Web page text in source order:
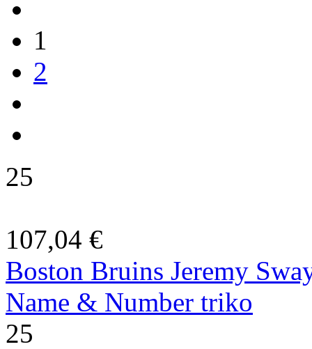
1
2
25
107,04 €
Boston Bruins Jeremy
Name & Number triko
25